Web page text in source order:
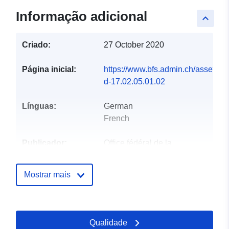
keyboard_arrow_up
Informação adicional
Criado: 27 October 2020
Página inicial:
https://www.bfs.admin.ch/asset/
d-17.02.05.01.02
Línguas:
German
French
Publicador:
Mostrar mais
Qualidade